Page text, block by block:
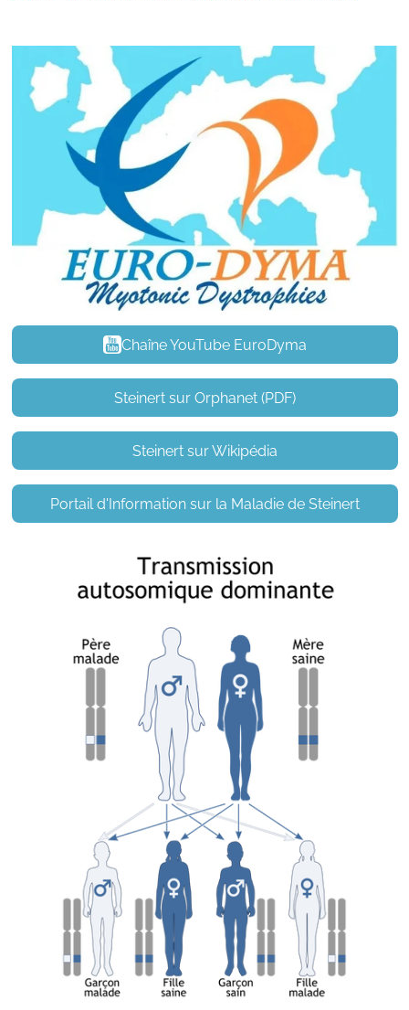
Chaîne YouTube EuroDyma
Steinert sur Orphanet (PDF)
Steinert sur Wikipédia
Portail d'Information sur la Maladie de Steinert